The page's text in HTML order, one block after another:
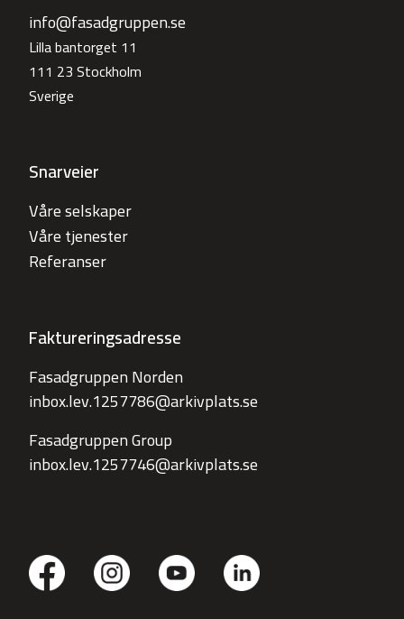
info@fasadgruppen.se
Lilla bantorget 11
111 23 Stockholm
Sverige
Snarveier
Våre selskaper
Våre tjenester
Referanser
Faktureringsadresse
Fasadgruppen Norden
inbox.lev.1257786@arkivplats.se
Fasadgruppen Group
inbox.lev.1257746@arkivplats.se